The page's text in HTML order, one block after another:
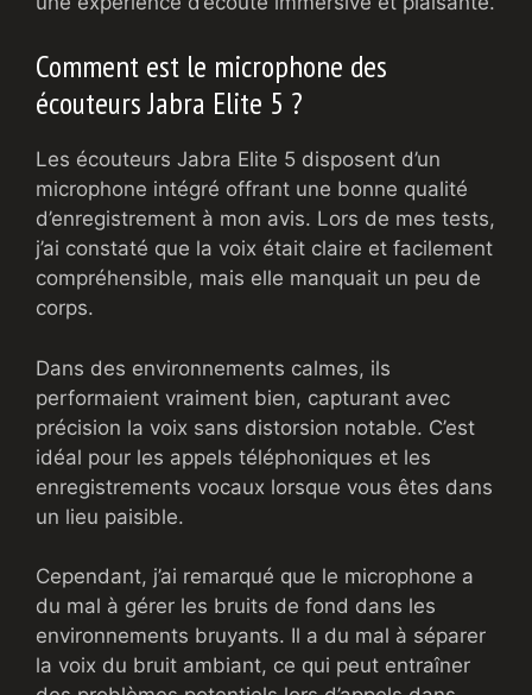
Comment est le microphone des
écouteurs Jabra Elite 5 ?
Les écouteurs Jabra Elite 5 disposent d’un
microphone intégré offrant une bonne qualité
d’enregistrement à mon avis. Lors de mes tests,
j’ai constaté que la voix était claire et facilement
compréhensible, mais elle manquait un peu de
corps.
Dans des environnements calmes, ils
performaient vraiment bien, capturant avec
précision la voix sans distorsion notable. C’est
idéal pour les appels téléphoniques et les
enregistrements vocaux lorsque vous êtes dans
un lieu paisible.
Cependant, j’ai remarqué que le microphone a
du mal à gérer les bruits de fond dans les
environnements bruyants. Il a du mal à séparer
la voix du bruit ambiant, ce qui peut entraîner